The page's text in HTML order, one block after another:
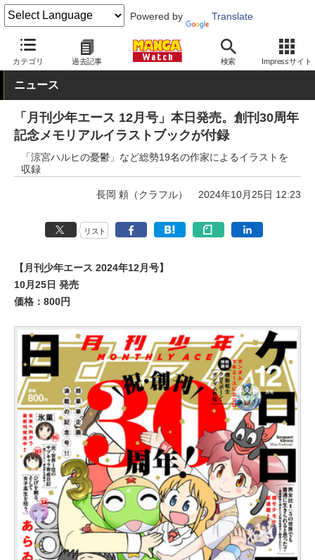
Powered by Translate
カテゴリ 過去記事 検索 Impressサイト
MANGA Watch 本日発売
ニュース
「月刊少年エース 12月号」本日発売。創刊30周年
記念メモリアルイラストブックが付録
「涼宮ハルヒの憂鬱」など総勢19名の作家によるイラストを
収録
長岡 頼（クラフル） 2024年10月25日 12:23
リスト
【月刊少年エース 2024年12月号】
10月25日 発売
価格：800円